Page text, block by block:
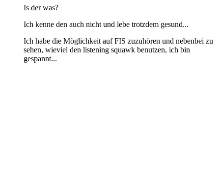
Is der was?
Ich kenne den auch nicht und lebe trotzdem gesund...
Ich habe die Möglichkeit auf FIS zuzuhören und nebenbei zu
sehen, wieviel den listening squawk benutzen, ich bin
gespannt...